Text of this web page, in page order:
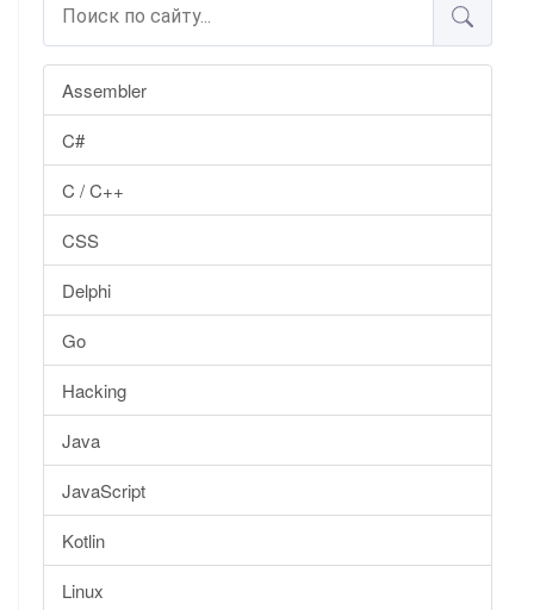
Assembler
C#
C / C++
CSS
Delphi
Go
Hacking
Java
JavaScript
Kotlin
Linux